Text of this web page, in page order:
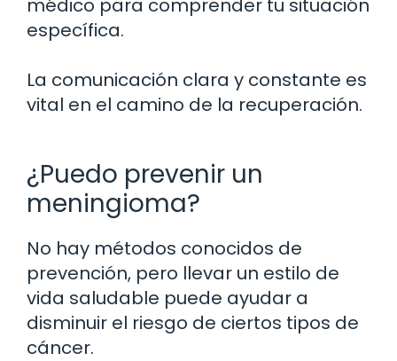
médico para comprender tu situación
específica.
La comunicación clara y constante es
vital en el camino de la recuperación.
¿Puedo prevenir un
meningioma?
No hay métodos conocidos de
prevención, pero llevar un estilo de
vida saludable puede ayudar a
disminuir el riesgo de ciertos tipos de
cáncer.